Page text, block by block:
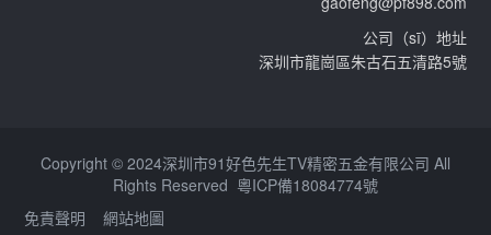
公司（sī）地址
深圳市龍崗區朱古石五清路5號
Copyright © 2024深圳市91好色先生TV精密五金有限公司 All
Rights Reserved 粵ICP備18084774號
免責聲明
網站地圖